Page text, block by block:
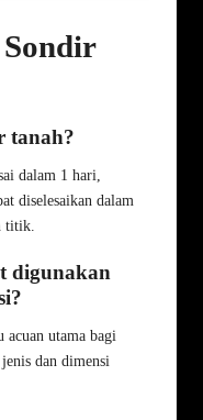
tanah?
dalam 1 hari,
diselesaikan dalam
titik.
digunakan
acuan utama bagi
dan dimensi